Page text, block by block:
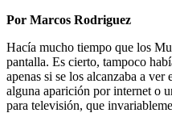
Por Marcos Rodriguez
Hacía mucho tiempo que los
pantalla. Es cierto, tampoco
apenas si se los alcanzaba a
alguna aparición por internet o
para televisión, que